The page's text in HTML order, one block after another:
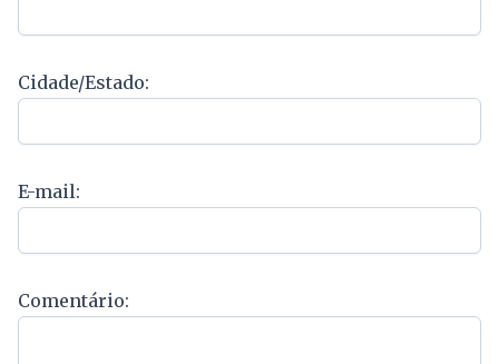
Cidade/Estado:
E-mail:
Comentário: